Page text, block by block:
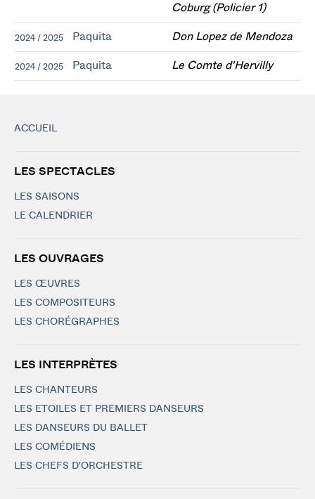
Coburg (Policier 1)
2024 / 2025 Paquita Don Lopez de Mendoza
2024 / 2025 Paquita Le Comte d'Hervilly
ACCUEIL
LES SPECTACLES
LES SAISONS
LE CALENDRIER
LES OUVRAGES
LES ŒUVRES
LES COMPOSITEURS
LES CHORÉGRAPHES
LES INTERPRÈTES
LES CHANTEURS
LES ETOILES ET PREMIERS DANSEURS
LES DANSEURS DU BALLET
LES COMÉDIENS
LES CHEFS D'ORCHESTRE